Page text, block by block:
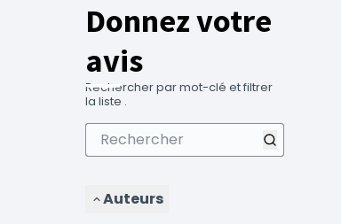
Donnez votre
avis
Rechercher par mot-clé et filtrer
la liste .
Auteurs